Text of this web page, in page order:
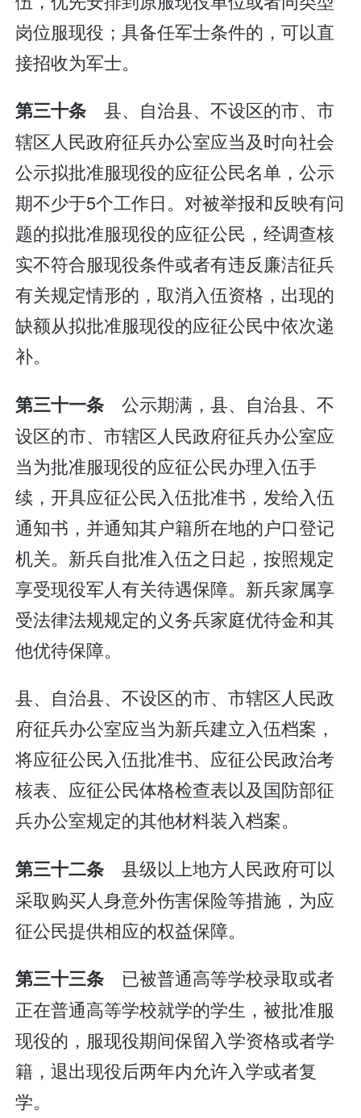
岗位服现役；具备任军士条件的，可以直
接招收为军士。
第三十条 县、自治县、不设区的市、市
辖区人民政府征兵办公室应当及时向社会
公示拟批准服现役的应征公民名单，公示
期不少于5个工作日。对被举报和反映有问
题的拟批准服现役的应征公民，经调查核
实不符合服现役条件或者有违反廉洁征兵
有关规定情形的，取消入伍资格，出现的
缺额从拟批准服现役的应征公民中依次递
补。
第三十一条 公示期满，县、自治县、不
设区的市、市辖区人民政府征兵办公室应
当为批准服现役的应征公民办理入伍手
续，开具应征公民入伍批准书，发给入伍
通知书，并通知其户籍所在地的户口登记
机关。新兵自批准入伍之日起，按照规定
享受现役军人有关待遇保障。新兵家属享
受法律法规规定的义务兵家庭优待金和其
他优待保障。
县、自治县、不设区的市、市辖区人民政
府征兵办公室应当为新兵建立入伍档案，
将应征公民入伍批准书、应征公民政治考
核表、应征公民体格检查表以及国防部征
兵办公室规定的其他材料装入档案。
第三十二条 县级以上地方人民政府可以
采取购买人身意外伤害保险等措施，为应
征公民提供相应的权益保障。
第三十三条 已被普通高等学校录取或者
正在普通高等学校就学的学生，被批准服
现役的，服现役期间保留入学资格或者学
籍，退出现役后两年内允许入学或者复
学。